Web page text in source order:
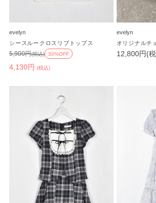
evelyn
シースルークロスリブトップス
4,130円 (税込)
5,900円(税込) 30%OFF
evelyn
オリジナルチ
12,800円(